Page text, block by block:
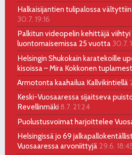
Halkaisijantien tulipalossa
30.7. 19:16
Palkitun videopelin kehittäjä viihtyi
luontomaisemissa 25 vuotta 30.7.
Helsingin Shukokain karatekoille
kisoissa – Mira Kokkonen
Armotonta kaahailua Kallvikintiellä
Keski-Vuosaaressa sijaitseva
Revellinmäki 8.7. 21:24
Puolustusvoimat harjoittelee
Helsingissä jo 69
Vuosaaressa arvoniittyjä 29.6.